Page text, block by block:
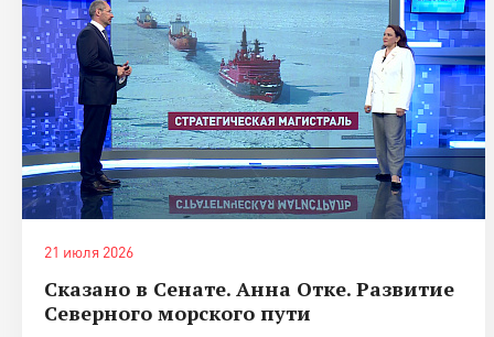
21 июля 2026
Сказано в Сенате. Анна Отке. Развитие
Северного морского пути